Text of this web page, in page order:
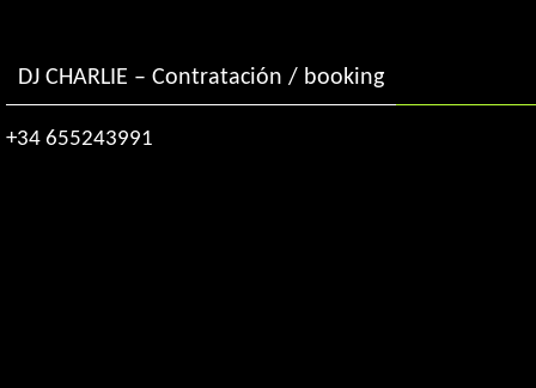
DJ CHARLIE – Contratación / booking
+34 655243991